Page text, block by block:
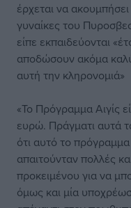
έρχεται να
γυναίκες του
είπε εκπαιδεύονται
αποδώσουν ακόμα
αυτή την κληρονομιά»
«Το Πρόγραμμα Αιγίς
ευρώ. Πράγματι αυτά
ότι αυτό το
απαιτούνταν πολλές
προκειμένου για να
όμως και μία